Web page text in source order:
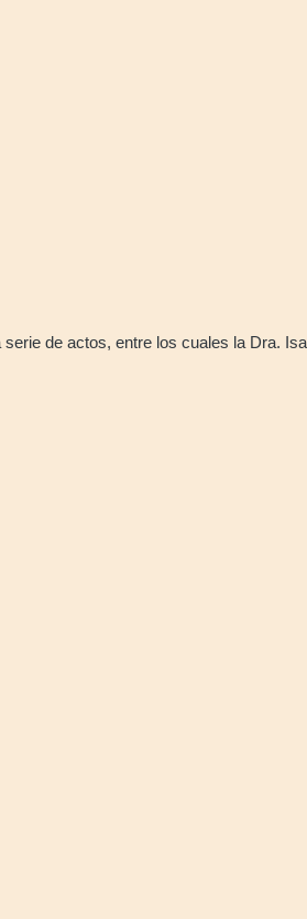
de actos, entre los cuales la Dra.